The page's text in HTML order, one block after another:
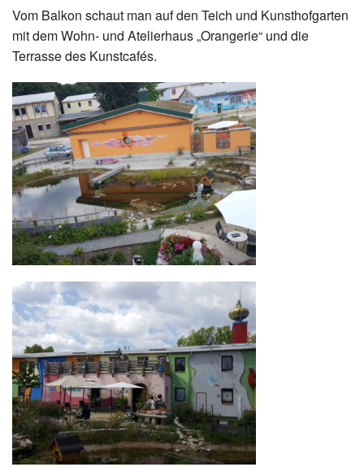
Vom Balkon schaut man auf den Teich und Kunsthofgarten
mit dem Wohn- und Atelierhaus „Orangerie“ und die
Terrasse des Kunstcafés.